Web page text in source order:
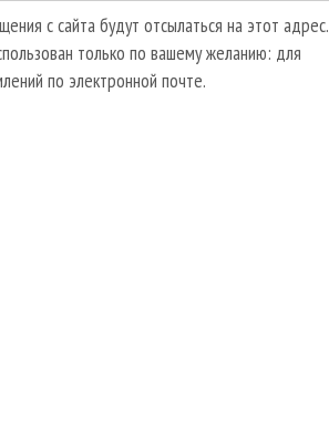
с сайта будут отсылаться на этот адрес.
только по вашему желанию: для
по электронной почте.